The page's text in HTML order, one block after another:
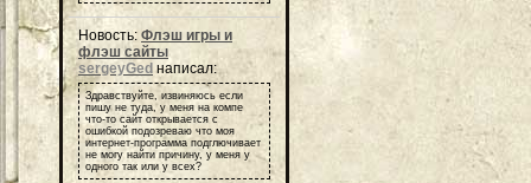
Новость: Флэш игры и
флэш сайты
sergeyGedнаписал:
Здравствуйте, извиняюсь если
пишу не туда, у меня на компе
что-то сайт открывается с
ошибкой подозреваю что моя
интернет-программа подглючивает
не могу найти причину, у меня у
одного так или у всех?